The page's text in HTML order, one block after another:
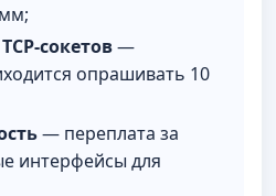
сокетов—
опрашивать 10
— переплата за
интерфейсы для